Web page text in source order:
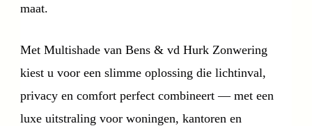
maat.
Met Multishade van Bens & vd Hurk Zonwering
kiest u voor een slimme oplossing die lichtinval,
privacy en comfort perfect combineert — met een
luxe uitstraling voor woningen, kantoren en